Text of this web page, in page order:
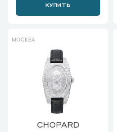
КУПИТЬ
МОСКВА
CHOPARD